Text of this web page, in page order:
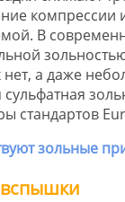
компрессии
В
а даже
стандартов